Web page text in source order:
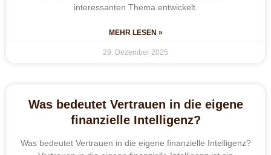
interessanten Thema entwickelt.
MEHR LESEN »
29. Dezember 2025
Was bedeutet Vertrauen in die eigene
finanzielle Intelligenz?
Was bedeutet Vertrauen in die eigene finanzielle Intelligenz?